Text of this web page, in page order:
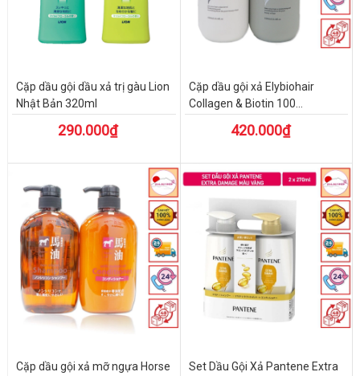
Cặp dầu gội dầu xả trị gàu Lion
Nhật Bản 320ml
290.000₫
Cặp dầu gội xả Elybiohair
Collagen & Biotin 100...
420.000₫
Cặp dầu gội xả mỡ ngựa Horse
Set Dầu Gội Xả Pantene Extra